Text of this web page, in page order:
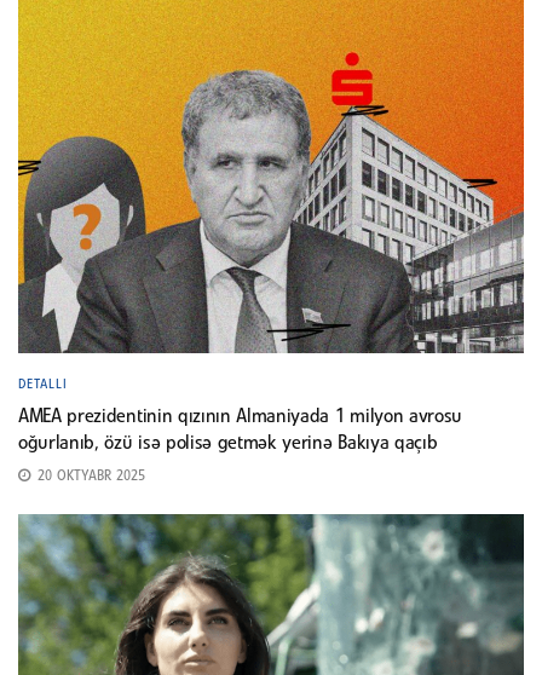
DETALLI
AMEA prezidentinin qızının Almaniyada 1 milyon avrosu
oğurlanıb, özü isə polisə getmək yerinə Bakıya qaçıb
20 OKTYABR 2025